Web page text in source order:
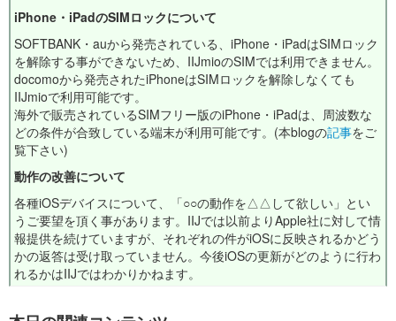
iPhone・iPadのSIMロックについて
SOFTBANK・auから発売されている、iPhone・iPadはSIMロック
を解除する事ができないため、IIJmioのSIMでは利用できません。
docomoから発売されたiPhoneはSIMロックを解除しなくても
IIJmioで利用可能です。
海外で販売されているSIMフリー版のiPhone・iPadは、周波数な
どの条件が合致している端末が利用可能です。(本blogの記事をご
覧下さい)
動作の改善について
各種iOSデバイスについて、「○○の動作を△△して欲しい」とい
うご要望を頂く事があります。IIJでは以前よりApple社に対して情
報提供を続けていますが、それぞれの件がiOSに反映されるかどう
かの返答は受け取っていません。今後iOSの更新がどのように行わ
れるかはIIJではわかりかねます。